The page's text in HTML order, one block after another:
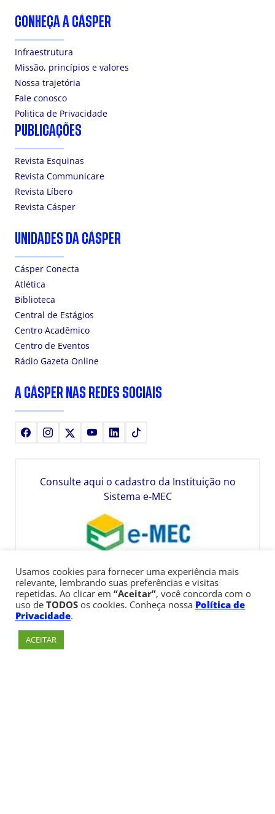
CONHEÇA A CÁSPER
Infraestrutura
Missão, princípios e valores
Nossa trajetória
Fale conosco
Politica de Privacidade
PUBLICAÇÕES
Revista Esquinas
Revista Communicare
Revista Líbero
Revista Cásper
UNIDADES DA CÁSPER
Cásper Conecta
Atlética
Biblioteca
Central de Estágios
Centro Acadêmico
Centro de Eventos
Rádio Gazeta Online
A CÁSPER NAS REDES SOCIAIS
FacebookInstagram YoutubeLinkedIn
Consulte aqui o cadastro da Instituição no
Sistema e-MEC
Usamos cookies para fornecer uma experiência mais
relevante, lembrando suas preferências e visitas
repetidas. Ao clicar em “Aceitar”, você concorda com o
uso de TODOS os cookies. Conheça nossa Política de
Privacidade.
ACEITAR